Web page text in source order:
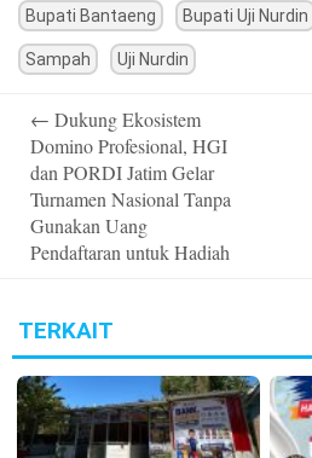
Bupati Bantaeng Bupati Uji Nurdin
Sampah Uji Nurdin
navigation
← Dukung Ekosistem
Domino Profesional, HGI
dan PORDI Jatim Gelar
Turnamen Nasional Tanpa
Gunakan Uang
Pendaftaran untuk Hadiah
TERKAIT